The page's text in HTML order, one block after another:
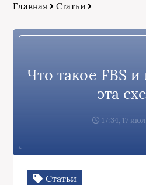
Главная Статьи
Что такое FBS и
эта
17:34, 17
Статьи